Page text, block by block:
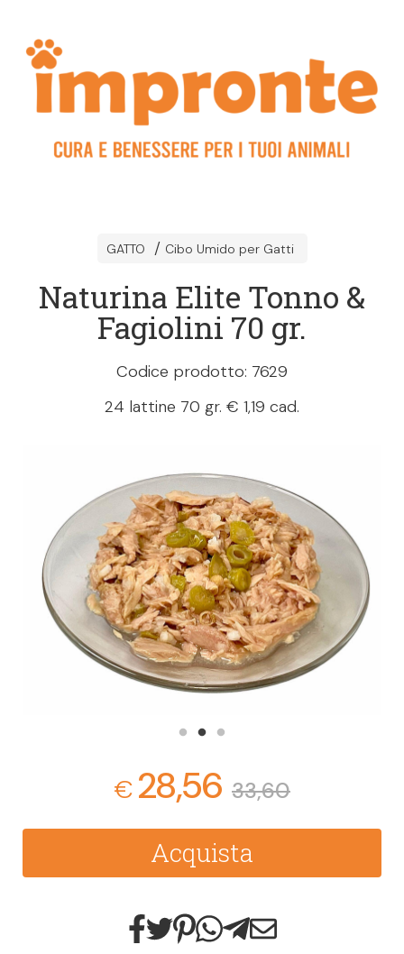
GATTO Cibo Umido per Gatti
Naturina Elite Tonno &
Fagiolini 70 gr.
Codice prodotto: 7629
24 lattine 70 gr. € 1,19 cad.
€28,56 33,60
Acquista